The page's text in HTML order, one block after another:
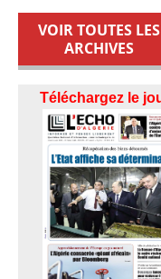
VOIR TOUTES LES
ARCHIVES